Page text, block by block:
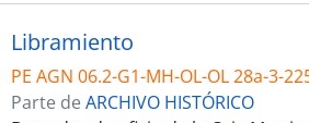
Libramiento
PE AGN 06.2-G1-MH-OL-OL 28a-3-
Parte de ARCHIVO HISTÓRICO